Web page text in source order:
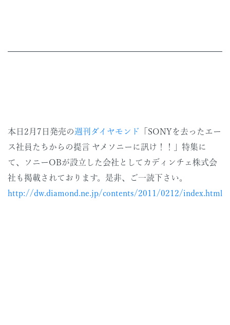
本日2月7日発売の週刊ダイヤモンド
「SONYを去ったエー
ス社員たちからの提言 ヤメソニーに訊け！！」特集に
て、ソニーOBが設立した会社としてカディンチェ株式会
社も掲載されております。是非、ご一読下さい。
http://dw.diamond.ne.jp/contents/2011/0212/index.html